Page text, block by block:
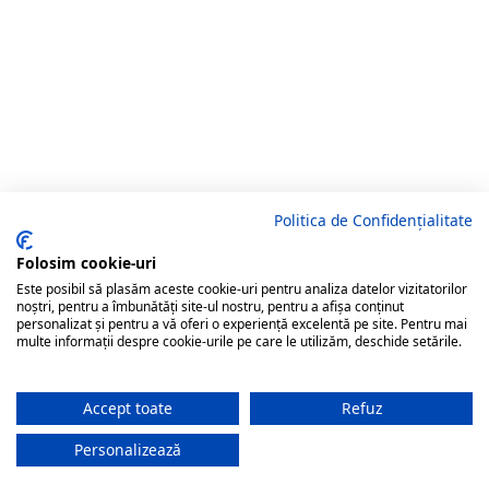
Politica de Confidențialitate
Folosim cookie-uri
Este posibil să plasăm aceste cookie-uri pentru analiza datelor vizitatorilor
noștri, pentru a îmbunătăți site-ul nostru, pentru a afișa conținut
personalizat și pentru a vă oferi o experiență excelentă pe site. Pentru mai
multe informații despre cookie-urile pe care le utilizăm, deschide setările.
Accept toate
Refuz
Personalizează